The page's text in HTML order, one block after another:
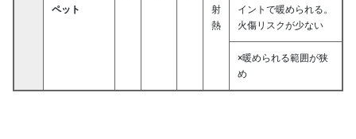
ペット
射
熱
イントで暖められる。
火傷リスクが少ない
×暖められる範囲が狭
め